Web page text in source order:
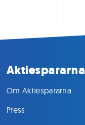
Aktiespararna
Om Aktiespararna
Press